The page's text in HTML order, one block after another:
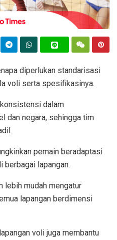
diperlukan standarisasi
voli serta spesifikasinya.
dalam
dan negara, sehingga tim
pemain beradaptasi
berbagai lapangan.
lebih mudah mengatur
lapangan berdimensi
voli juga membantu